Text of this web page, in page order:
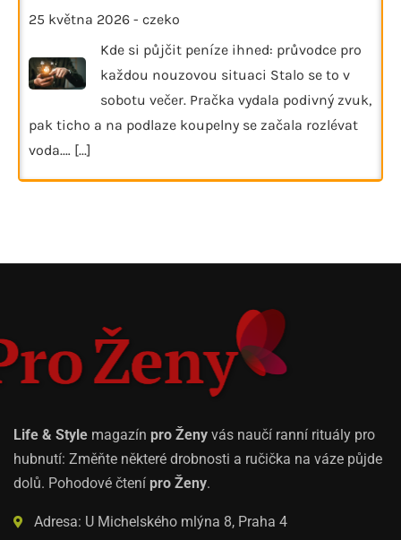
25 května 2026 - czeko
Kde si půjčit peníze ihned: průvodce pro
každou nouzovou situaci Stalo se to v
sobotu večer. Pračka vydala podivný zvuk,
pak ticho a na podlaze koupelny se začala rozlévat
voda.… [...]
Life & Style magazín pro Ženy vás naučí ranní rituály pro
hubnutí: Změňte některé drobnosti a ručička na váze půjde
dolů. Pohodové čtení pro Ženy.
Adresa: U Michelského mlýna 8, Praha 4